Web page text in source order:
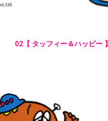
02【 タッフィー＆ハッピー 】